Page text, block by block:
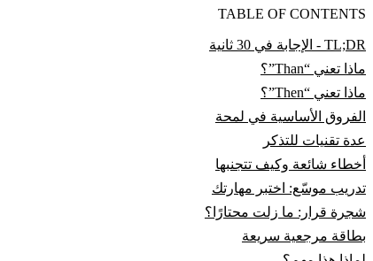
TABLE OF CONTENTS
TL;DR - الإجابة في 30 ثانية
ماذا تعني “Than”؟
ماذا تعني “Then”؟
الفروق الأساسية في لمحة
عدة تقنيات للتذكر
أخطاء شائعة وكيف تتجنبها
تدريب موسّع: اختبر مهارتك
شجرة قرار: ما زلت محتارًا؟
بطاقة مرجعية سريعة